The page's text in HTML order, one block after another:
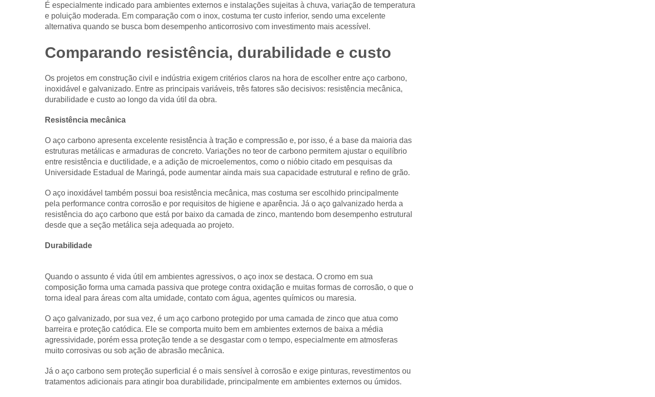
É especialmente indicado para ambientes externos e instalações sujeitas à chuva, variação de temperatura
e poluição moderada. Em comparação com o inox, costuma ter custo inferior, sendo uma excelente
alternativa quando se busca bom desempenho anticorrosivo com investimento mais acessível.
Comparando resistência, durabilidade e custo
Os projetos em construção civil e indústria exigem critérios claros na hora de escolher entre aço carbono,
inoxidável e galvanizado. Entre as principais variáveis, três fatores são decisivos: resistência mecânica,
durabilidade e custo ao longo da vida útil da obra.
Resistência mecânica
O aço carbono apresenta excelente resistência à tração e compressão e, por isso, é a base da maioria das
estruturas metálicas e armaduras de concreto. Variações no teor de carbono permitem ajustar o equilíbrio
entre resistência e ductilidade, e a adição de microelementos, como o nióbio citado em pesquisas da
Universidade Estadual de Maringá, pode aumentar ainda mais sua capacidade estrutural e refino de grão.
O aço inoxidável também possui boa resistência mecânica, mas costuma ser escolhido principalmente
pela performance contra corrosão e por requisitos de higiene e aparência. Já o aço galvanizado herda a
resistência do aço carbono que está por baixo da camada de zinco, mantendo bom desempenho estrutural
desde que a seção metálica seja adequada ao projeto.
Durabilidade
Quando o assunto é vida útil em ambientes agressivos, o aço inox se destaca. O cromo em sua
composição forma uma camada passiva que protege contra oxidação e muitas formas de corrosão, o que o
torna ideal para áreas com alta umidade, contato com água, agentes químicos ou maresia.
O aço galvanizado, por sua vez, é um aço carbono protegido por uma camada de zinco que atua como
barreira e proteção catódica. Ele se comporta muito bem em ambientes externos de baixa a média
agressividade, porém essa proteção tende a se desgastar com o tempo, especialmente em atmosferas
muito corrosivas ou sob ação de abrasão mecânica.
Já o aço carbono sem proteção superficial é o mais sensível à corrosão e exige pinturas, revestimentos ou
tratamentos adicionais para atingir boa durabilidade, principalmente em ambientes externos ou úmidos.